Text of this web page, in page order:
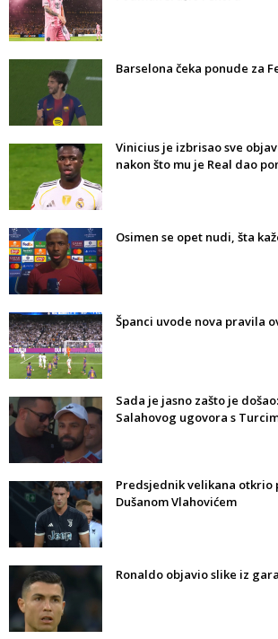
Barselona čeka ponude za
Vinicius je izbrisao sve
nakon što mu je Real dao
Osimen se opet nudi, šta
Španci uvode nova pravila
Sada je jasno zašto je
Salahovog ugovora s
Predsjednik velikana otkrio
Dušanom Vlahovićem
Ronaldo objavio slike iz